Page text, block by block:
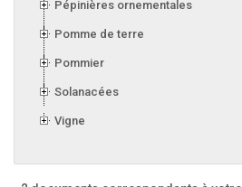
Pépinières ornementales
Pomme de terre
Pommier
Solanacées
Vigne